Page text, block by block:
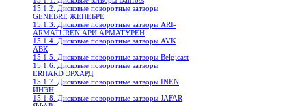
15.1.2. Дисковые поворотныe затворы
GENEBRE ЖЕНЕБРЕ
15.1.3. Дисковые поворотные затворы ARI-
ARMATUREN АРИ АРМАТУРЕН
15.1.4. Дисковые поворотные затворы AVK
АВК
15.1.5. Дисковые поворотные затворы Belgicast
15.1.6. Дисковые поворотные затворы
ERHARD ЭРХАРД
15.1.7. Дисковые поворотные затворы INEN
ИНЭН
15.1.8. Дисковые поворотные затворы JAFAR